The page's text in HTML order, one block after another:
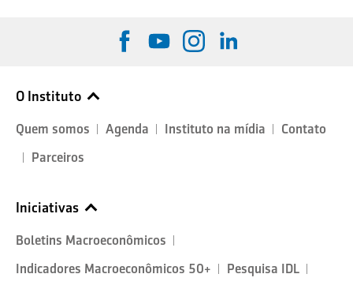
O Instituto
Quem somos Agenda Instituto na mídia
Contato
Parceiros
Iniciativas
Boletins Macroeconômicos
Indicadores Macroeconômicos 50+
Pesquisa IDL